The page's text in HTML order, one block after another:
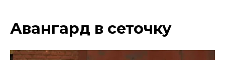
Авангард в сеточку